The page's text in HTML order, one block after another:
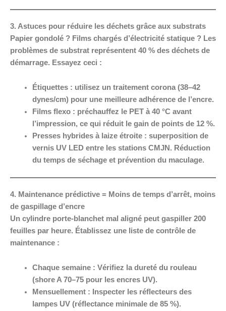
3. Astuces pour réduire les déchets grâce aux substrats
Papier gondolé ? Films chargés d’électricité statique ? Les
problèmes de substrat représentent 40 % des déchets de
démarrage. Essayez ceci :
Étiquettes : utilisez un traitement corona (38–42
dynes/cm) pour une meilleure adhérence de l’encre.
Films flexo : préchauffez le PET à 40 °C avant
l’impression, ce qui réduit le gain de points de 12 %.
Presses hybrides à laize étroite : superposition de
vernis UV LED entre les stations CMJN. Réduction
du temps de séchage et prévention du maculage.
4. Maintenance prédictive = Moins de temps d’arrêt, moins
de gaspillage d’encre
Un cylindre porte-blanchet mal aligné peut gaspiller 200
feuilles par heure. Établissez une liste de contrôle de
maintenance :
Chaque semaine : Vérifiez la dureté du rouleau
(shore A 70–75 pour les encres UV).
Mensuellement : Inspecter les réflecteurs des
lampes UV (réflectance minimale de 85 %).